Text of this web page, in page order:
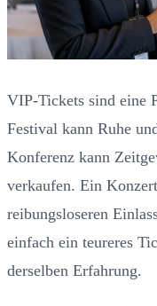
VIP-Tickets sind eine
Festival kann Ruhe
Konferenz kann
verkaufen. Ein
reibungsloseren
einfach ein teureres
derselben Erfahrung.